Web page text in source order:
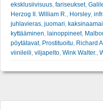
eksklusiivisuus fariseukset,
Herzog II. William R.
Horsley
juhlavieras juomari
kyttääminen lainoppineet,
pöytätavat, Prostituoitu Richard A.
viinileili viljapelto Wink Walter.